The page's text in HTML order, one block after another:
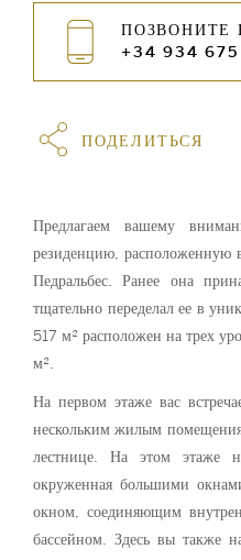
ПОЗВОНИТЕ
+34 934 675
ПОДЕЛИТЬСЯ
Предлагаем вашему
резиденцию, расположенную
Педральбес. Ранее она
тщательно переделал ее в
517 м² расположен на трех
м².
На первом этаже вас
нескольким жилым
лестнице. На этом этаже
окруженная большими
окном, соединяющим
бассейном. Здесь вы также